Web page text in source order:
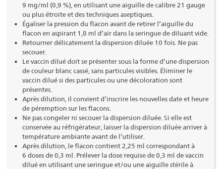
9 mg/ml (0,9 %), en utilisant une aiguille de calibre 21 gauge
ou plus étroite et des techniques aseptiques.
Égaliser la pression du flacon avant de retirer l’aiguille du
flacon en aspirant 1,8 ml d’air dans la seringue de diluant vide.
Retourner délicatement la dispersion diluée 10 fois. Ne pas
secouer.
Le vaccin dilué doit se présenter sous la forme d’une dispersion
de couleur blanc cassé, sans particules visibles. Éliminer le
vaccin dilué si des particules ou une décoloration sont
présentes.
Après dilution, il convient d’inscrire les nouvelles date et heure
de péremption sur les flacons.
Ne pas congeler ni secouer la dispersion diluée. Si elle est
conservée au réfrigérateur, laisser la dispersion diluée arriver à
température ambiante avant de l’utiliser.
Après dilution, le flacon contient 2,25 ml correspondant à
6 doses de 0,3 ml. Prélever la dose requise de 0,3 ml de vaccin
dilué en utilisant une seringue et/ou une aiguille stérile à